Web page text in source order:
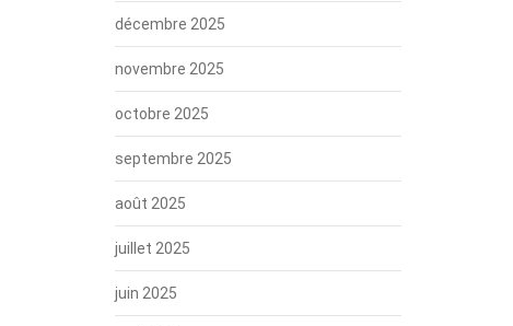
décembre 2025
novembre 2025
octobre 2025
septembre 2025
août 2025
juillet 2025
juin 2025